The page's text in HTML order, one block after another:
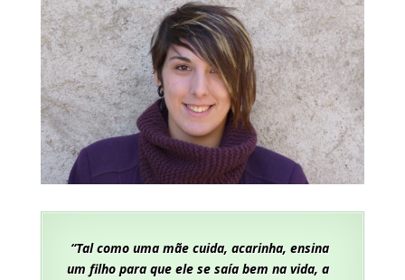
“Tal como uma mãe cuida, acarinha, ensina
um filho para que ele se saía bem na vida, a